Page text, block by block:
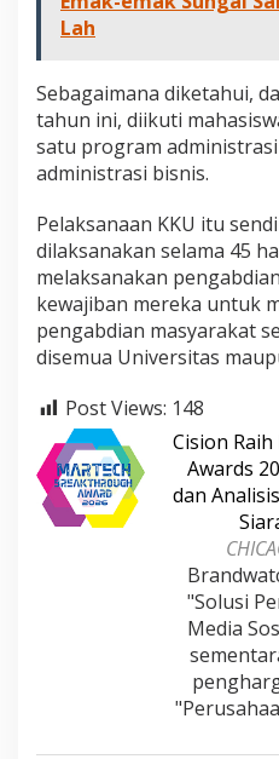
Lah
Sebagaimana diketahui,
tahun ini, diikuti
satu program
administrasi bisnis.
Pelaksanaan KKU itu
dilaksanakan selama 45
melaksanakan
kewajiban mereka untuk
pengabdian masyarakat
disemua Universitas
Post Views: 148
Cision
Awards
dan
"Solusi
Media